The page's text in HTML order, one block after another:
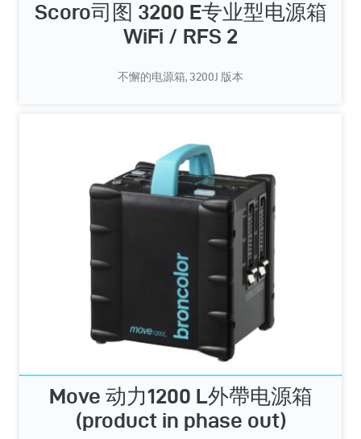
Scoro司图 3200 E专业型电源箱
WiFi / RFS 2
不懈的电源箱, 3200J 版本
Move 动力1200 L外帶电源箱
(product in phase out)